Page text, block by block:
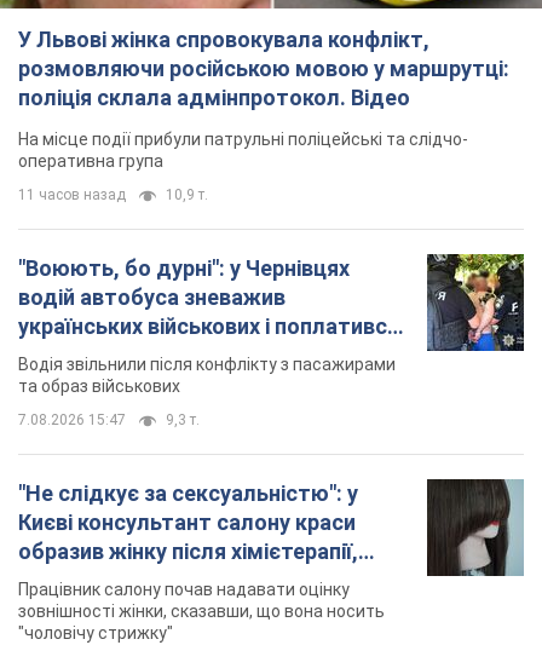
У Львові жінка спровокувала конфлікт,
розмовляючи російською мовою у маршрутці:
поліція склала адмінпротокол. Відео
На місце події прибули патрульні поліцейські та слідчо-
оперативна група
11 часов назад 10,9 т.
"Воюють, бо дурні": у Чернівцях
водій автобуса зневажив
українських військових і поплатився.
Відео
Водія звільнили після конфлікту з пасажирами
та образ військових
7.08.2026 15:47 9,3 т.
"Не слідкує за сексуальністю": у
Києві консультант салону краси
образив жінку після хімієтерапії,
розгорівся скандал. Фото
Працівник салону почав надавати оцінку
зовнішності жінки, сказавши, що вона носить
"чоловічу стрижку"